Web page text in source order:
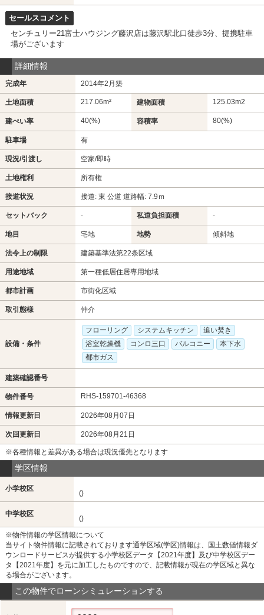
セールスコメント
センチュリー21富士ハウジング藤沢店は藤沢駅北口徒歩3分、提携駐車
場がございます
詳細情報
完成年 2014年2月築
土地面積 217.06m² 建物面積 125.03m2
建ぺい率 40(%) 容積率 80(%)
駐車場 有
現況/引渡し 空家/即時
土地権利 所有権
接道状況 接道: 東 公道 道路幅: 7.9ｍ
セットバック - 私道負担面積 -
地目 宅地 地勢 傾斜地
法令上の制限 建築基準法第22条区域
用途地域 第一種低層住居専用地域
都市計画 市街化区域
取引態様 仲介
設備・条件
フローリング システムキッチン
追い焚き
浴室乾燥機
コンロ三口 バルコニー
本下水
都市ガス
建築確認番号
物件番号 RHS-159701-46368
情報更新日 2026年08月07日
次回更新日 2026年08月21日
※各種情報と差異がある場合は現況優先となります
学区情報
小学校区
()
中学校区
()
※物件情報の学区情報について
当サイト物件情報に記載されております通学区域(学区)情報は、国土数値情報ダ
ウンロードサービスが提供する小学校区データ【2021年度】及び中学校区デー
タ【2021年度】を元に加工したものですので、記載情報が現在の学区域と異な
る場合がございます。
この物件でローンシミュレーションする